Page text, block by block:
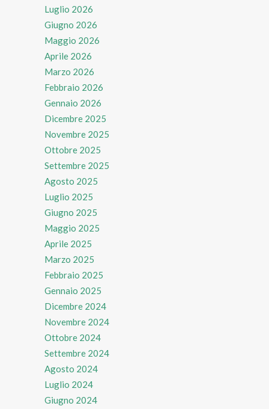
Luglio 2026
Giugno 2026
Maggio 2026
Aprile 2026
Marzo 2026
Febbraio 2026
Gennaio 2026
Dicembre 2025
Novembre 2025
Ottobre 2025
Settembre 2025
Agosto 2025
Luglio 2025
Giugno 2025
Maggio 2025
Aprile 2025
Marzo 2025
Febbraio 2025
Gennaio 2025
Dicembre 2024
Novembre 2024
Ottobre 2024
Settembre 2024
Agosto 2024
Luglio 2024
Giugno 2024